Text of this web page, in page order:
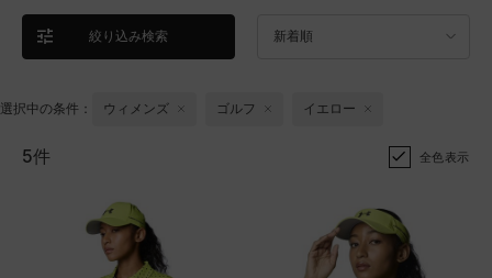
絞り込み検索 新着順
選択中の条件： ウィメンズ ゴルフ イエロー
5件 全色表示